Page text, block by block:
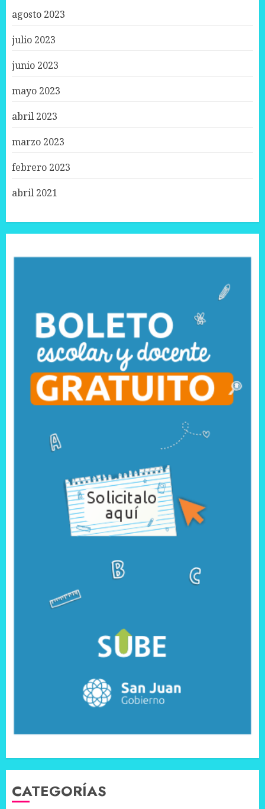
agosto 2023
julio 2023
junio 2023
mayo 2023
abril 2023
marzo 2023
febrero 2023
abril 2021
CATEGORÍAS